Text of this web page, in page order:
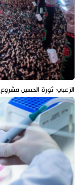
الزعبي: ثورة الحسين